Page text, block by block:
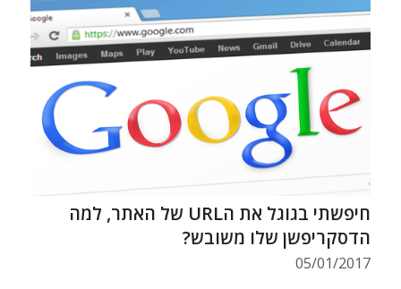
חיפשתי בגוגל את הURL של האתר, למה
הדסקריפשן שלו משובש?
05/01/2017